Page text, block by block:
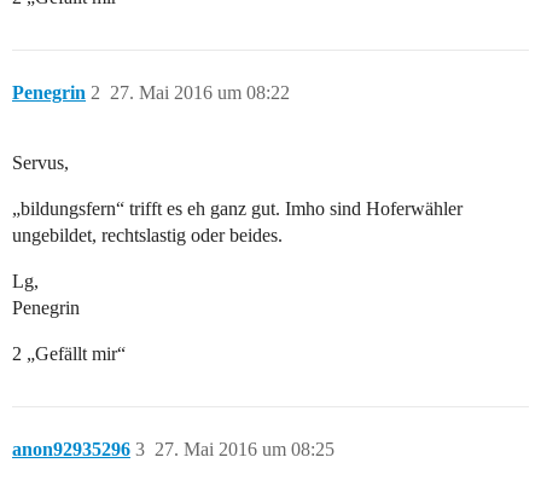
Penegrin 27. Mai 2016 um 08:22
2
Servus,
„bildungsfern“ trifft es eh ganz gut. Imho sind Hoferwähler
ungebildet, rechtslastig oder beides.
Lg,
Penegrin
2 „Gefällt mir“
anon92935296 27. Mai 2016 um 08:25
3